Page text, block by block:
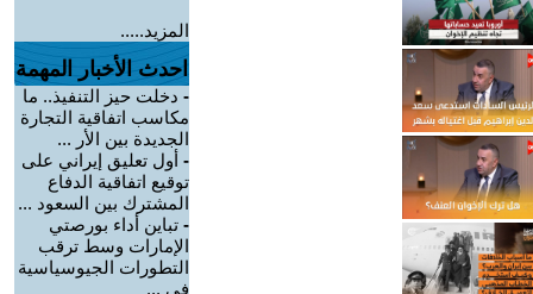
المزيد.....
احدث الأخبار المهمة
- دخلت حيز التنفيذ.. ما
مكاسب اتفاقية التجارة
الجديدة بين الأر ...
- أول تعليق إيراني على
توقيع اتفاقية الدفاع
المشترك بين السعود ...
- تباين أداء بورصتي
الإمارات وسط ترقب
التطورات الجيوسياسية
في ...